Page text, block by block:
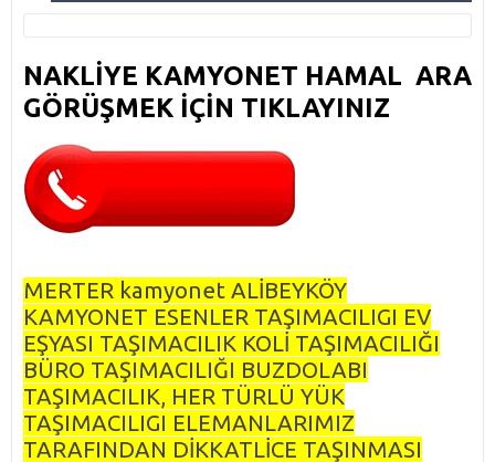
NAKLİYE KAMYONET HAMAL ARA
GÖRÜŞMEK İÇİN TIKLAYINIZ
MERTER kamyonet ALİBEYKÖY
KAMYONET ESENLER TAŞIMACILIGI EV
EŞYASI TAŞIMACILIK KOLİ TAŞIMACILIĞI
BÜRO TAŞIMACILIĞI BUZDOLABI
TAŞIMACILIK, HER TÜRLÜ YÜK
TAŞIMACILIGI ELEMANLARIMIZ
TARAFINDAN DİKKATLİCE TAŞINMASI